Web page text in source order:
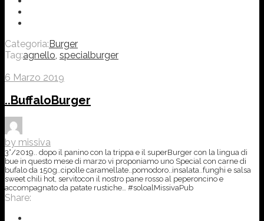
Categoria:Burger
Tag:agnello, specialburger
6 Marzo 2019
..BuffaloBurger
by missiva
3°/2019.. dopo il panino con la trippa e il superBurger con la lingua di
bue in questo mese di marzo vi proponiamo uno Special con carne di
bufalo da 150g..cipolle caramellate..pomodoro..insalata..funghi e salsa
sweet chili hot, servitocon il nostro pane rosso al peperoncino e
accompagnato da patate rustiche… #soloalMissivaPub
Share: